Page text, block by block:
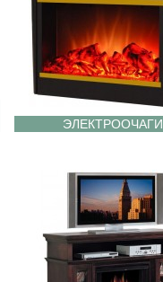
ЭЛЕКТРООЧАГИ